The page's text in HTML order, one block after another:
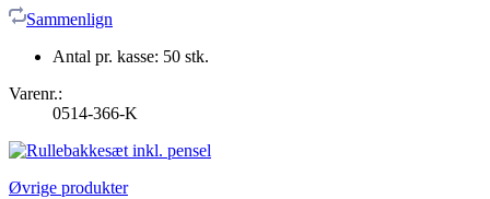
Sammenlign
Antal pr. kasse: 50 stk.
Varenr.:
0514-366-K
Øvrige produkter